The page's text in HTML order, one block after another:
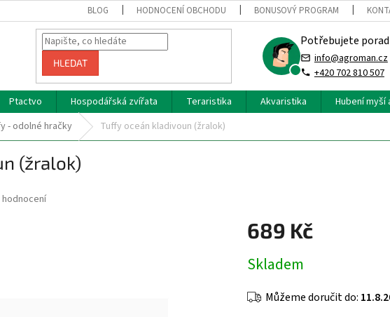
BLOG HODNOCENÍ OBCHODU BONUSOVÝ PROGRAM
HLEDAT
Potřebujete
info@agroman.cz
+420 702 810 507
Ptactvo Hospodářská zvířata Teraristika Akvaristika Hubení myší
- odolné hračky Tuffy oceán kladivoun (žralok)
(žralok)
689 Kč
cena:
Skladem
Můžeme doručit do: